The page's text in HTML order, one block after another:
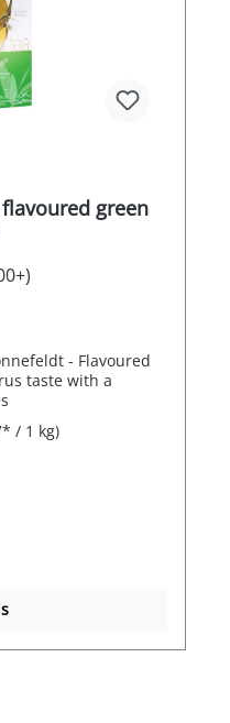
green
- Flavoured
taste with a
/ 1 kg)